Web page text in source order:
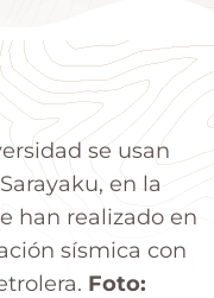
se usan
en la
han realizado en
sísmica con
Foto: